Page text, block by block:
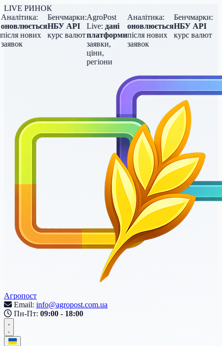
LIVE РИНОК
нових
Бенчмарки:
НБУ API
курс валют
AgroPost
Live: дані
платформи
заявки,
ціни,
регіони
Аналітика:
оновлюється
після нових
заявок
Бенчмарки:
НБУ API
курс валют
Агропост
Email: info@agropost.com.ua
Пн-Пт: 09:00 - 18:00